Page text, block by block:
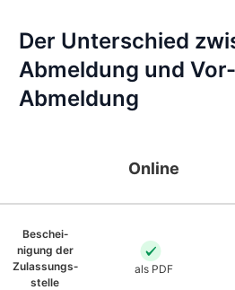
Der Unterschied
Abmeldung und
Abmeldung
Online
Beschei­
nigung der
Zulassungs­
stelle
als PDF